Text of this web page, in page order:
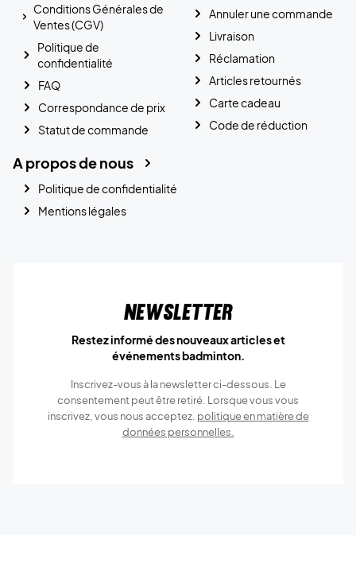
Conditions Générales de
Ventes (CGV)
Politique de
confidentialité
FAQ
Correspondance de prix
Statut de commande
Annuler une commande
Livraison
Réclamation
Articles retournés
Carte cadeau
Code de réduction
A propos de nous
Politique de confidentialité
Mentions légales
Newsletter
Restez informé des nouveaux articles et
événements badminton.
Inscrivez-vous à la newsletter ci-dessous. Le
consentement peut être retiré. Lorsque vous vous
inscrivez, vous nous acceptez. politique en matière de
données personnelles.